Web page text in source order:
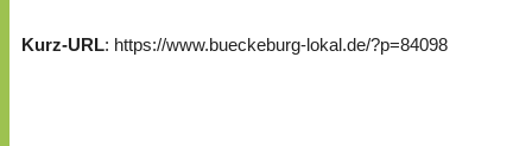
Kurz-URL: https://www.bueckeburg-lokal.de/?p=84098